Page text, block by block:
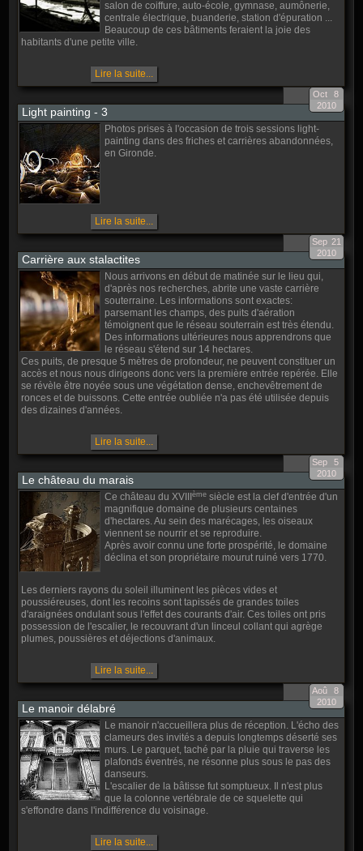
salon de coiffure, auto-école, gymnase, aumônerie,
centrale électrique, buanderie, station d'épuration ...
Beaucoup de ces bâtiments feraient la joie des
habitants d'une petite ville.
Lire la suite...
Light painting - 3
8
Oct
2010
Photos prises à l'occasion de trois sessions light-
painting dans des friches et carrières abandonnées,
en Gironde.
Lire la suite...
Carrière aux stalactites
21
Sep
2010
Nous arrivons en début de matinée sur le lieu qui,
d'après nos recherches, abrite une vaste carrière
souterraine. Les informations sont exactes:
parsemant les champs, des puits d'aération
témoignent que le réseau souterrain est très étendu.
Des informations ultérieures nous apprendrons que
le réseau s'étend sur 14 hectares.
Ces puits, de presque 5 mètres de profondeur, ne peuvent constituer un
accès et nous nous dirigeons donc vers la première entrée repérée. Elle
se révèle être noyée sous une végétation dense, enchevêtrement de
ronces et de buissons. Cette entrée oubliée n'a pas été utilisée depuis
des dizaines d'années.
Lire la suite...
Le château du marais
5
Sep
2010
Ce château du XVIIIème siècle est la clef d'entrée d'un
magnifique domaine de plusieurs centaines
d'hectares. Au sein des marécages, les oiseaux
viennent se nourrir et se reproduire.
Après avoir connu une forte prospérité, le domaine
déclina et son propriétaire mourut ruiné vers 1770.
Les derniers rayons du soleil illuminent les pièces vides et
poussiéreuses, dont les recoins sont tapissés de grandes toiles
d'araignées ondulant sous l'effet des courants d'air. Ces toiles ont pris
possession de l'escalier, le recouvrant d'un linceul collant qui agrège
plumes, poussières et déjections d'animaux.
Lire la suite...
Le manoir délabré
8
Aoû
2010
Le manoir n'accueillera plus de réception. L'écho des
clameurs des invités a depuis longtemps déserté ses
murs. Le parquet, taché par la pluie qui traverse les
plafonds éventrés, ne résonne plus sous le pas des
danseurs.
L'escalier de la bâtisse fut somptueux. Il n'est plus
que la colonne vertébrale de ce squelette qui
s'effondre dans l'indifférence du voisinage.
Lire la suite...